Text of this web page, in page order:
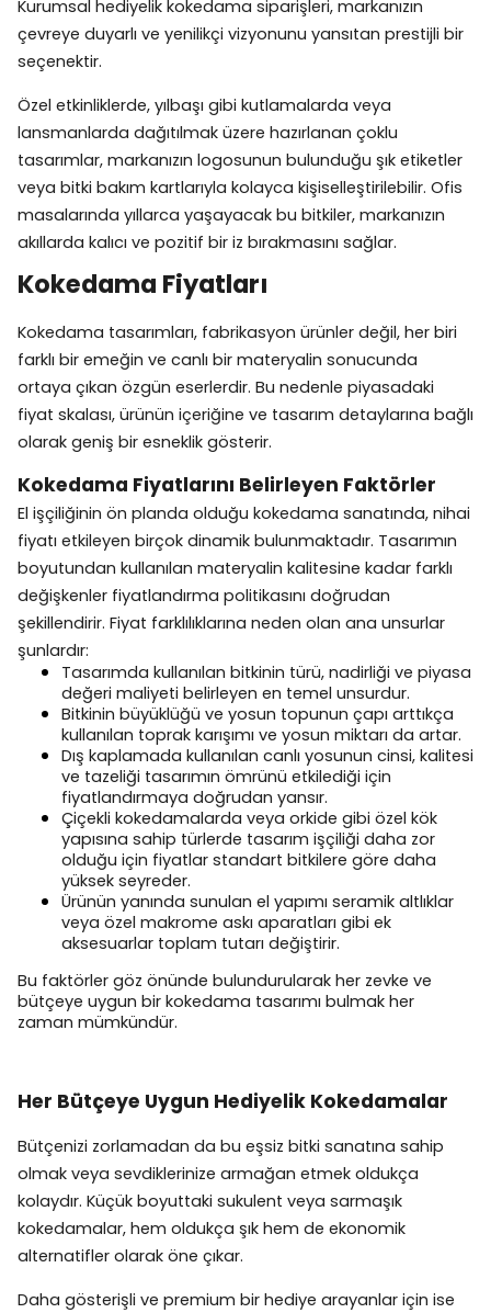
Kurumsal hediyelik kokedama siparişleri, markanızın
çevreye duyarlı ve yenilikçi vizyonunu yansıtan prestijli bir
seçenektir.
Özel etkinliklerde, yılbaşı gibi kutlamalarda veya
lansmanlarda dağıtılmak üzere hazırlanan çoklu
tasarımlar, markanızın logosunun bulunduğu şık etiketler
veya bitki bakım kartlarıyla kolayca kişiselleştirilebilir. Ofis
masalarında yıllarca yaşayacak bu bitkiler, markanızın
akıllarda kalıcı ve pozitif bir iz bırakmasını sağlar.
Kokedama Fiyatları
Kokedama tasarımları, fabrikasyon ürünler değil, her biri
farklı bir emeğin ve canlı bir materyalin sonucunda
ortaya çıkan özgün eserlerdir. Bu nedenle piyasadaki
fiyat skalası, ürünün içeriğine ve tasarım detaylarına bağlı
olarak geniş bir esneklik gösterir.
Kokedama Fiyatlarını Belirleyen Faktörler
El işçiliğinin ön planda olduğu kokedama sanatında, nihai
fiyatı etkileyen birçok dinamik bulunmaktadır. Tasarımın
boyutundan kullanılan materyalin kalitesine kadar farklı
değişkenler fiyatlandırma politikasını doğrudan
şekillendirir. Fiyat farklılıklarına neden olan ana unsurlar
şunlardır:
Tasarımda kullanılan bitkinin türü, nadirliği ve piyasa
değeri maliyeti belirleyen en temel unsurdur.
Bitkinin büyüklüğü ve yosun topunun çapı arttıkça
kullanılan toprak karışımı ve yosun miktarı da artar.
Dış kaplamada kullanılan canlı yosunun cinsi, kalitesi
ve tazeliği tasarımın ömrünü etkilediği için
fiyatlandırmaya doğrudan yansır.
Çiçekli kokedamalarda veya orkide gibi özel kök
yapısına sahip türlerde tasarım işçiliği daha zor
olduğu için fiyatlar standart bitkilere göre daha
yüksek seyreder.
Ürünün yanında sunulan el yapımı seramik altlıklar
veya özel makrome askı aparatları gibi ek
aksesuarlar toplam tutarı değiştirir.
Bu faktörler göz önünde bulundurularak her zevke ve
bütçeye uygun bir kokedama tasarımı bulmak her
zaman mümkündür.
Her Bütçeye Uygun Hediyelik Kokedamalar
Bütçenizi zorlamadan da bu eşsiz bitki sanatına sahip
olmak veya sevdiklerinize armağan etmek oldukça
kolaydır. Küçük boyuttaki sukulent veya sarmaşık
kokedamalar, hem oldukça şık hem de ekonomik
alternatifler olarak öne çıkar.
Daha gösterişli ve premium bir hediye arayanlar için ise